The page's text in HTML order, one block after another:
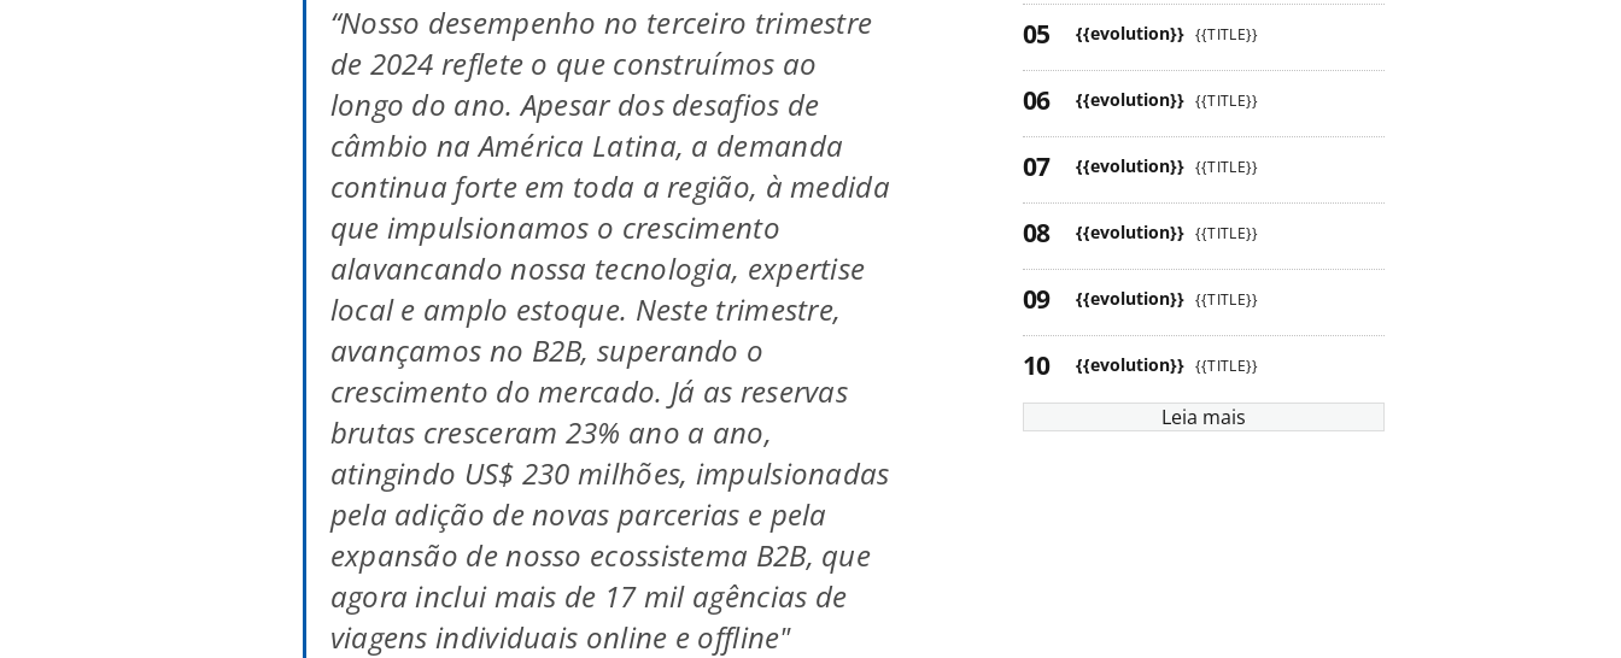
“Nosso desempenho no terceiro trimestre
de 2024 reflete o que construímos ao
longo do ano. Apesar dos desafios de
câmbio na América Latina, a demanda
continua forte em toda a região, à medida
que impulsionamos o crescimento
alavancando nossa tecnologia, expertise
local e amplo estoque. Neste trimestre,
avançamos no B2B, superando o
crescimento do mercado. Já as reservas
brutas cresceram 23% ano a ano,
atingindo US$ 230 milhões, impulsionadas
pela adição de novas parcerias e pela
expansão de nosso ecossistema B2B, que
agora inclui mais de 17 mil agências de
viagens individuais online e offline"
{{evolution}} {{TITLE}}
{{evolution}} {{TITLE}}
{{evolution}} {{TITLE}}
{{evolution}} {{TITLE}}
{{evolution}} {{TITLE}}
{{evolution}} {{TITLE}}
Leia mais